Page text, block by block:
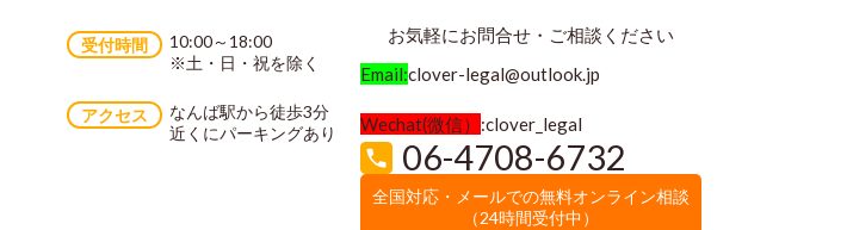
受付時間
10:00～18:00
※土・日・祝を除く
アクセス
なんば駅から徒歩3分
近くにパーキングあり
お気軽にお問合せ・ご相談ください
Email:clover-legal@outlook.jp
Wechat(微信） :clover_legal
06-4708-6732
全国対応・メールでの無料オンライン相談
（24時間受付中）